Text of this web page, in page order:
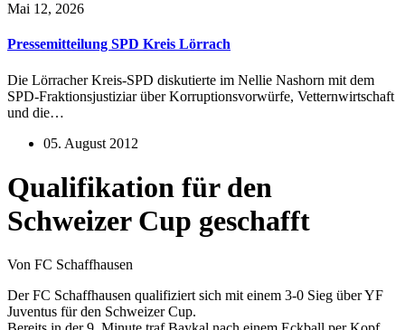
Mai 12, 2026
Pressemitteilung SPD Kreis Lörrach
Die Lörracher Kreis-SPD diskutierte im Nellie Nashorn mit dem
SPD-Fraktionsjustiziar über Korruptionsvorwürfe, Vetternwirtschaft
und die…
05. August 2012
Qualifikation für den
Schweizer Cup geschafft
Von FC Schaffhausen
Der FC Schaffhausen qualifiziert sich mit einem 3-0 Sieg über YF
Juventus für den Schweizer Cup.